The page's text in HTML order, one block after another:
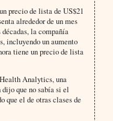
precio de lista de US$21
alrededor de un mes
la compañía
incluyendo un aumento
tiene un precio de lista
Analytics, una
que no sabía si el
que el de otras clases de